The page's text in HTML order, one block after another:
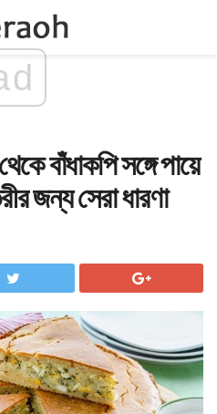
বাঁধাকপি সঙ্গে পায়ে
জন্য সেরা ধারণা